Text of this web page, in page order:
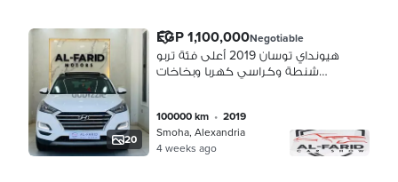
20
EGP 1,100,000Negotiable
هيونداي توسان 2019 أعلى فئة تربو
شنطة وكراسي كهربا وبخاخات
100000 km •
2019
Smoha, Alexandria
4 weeks ago